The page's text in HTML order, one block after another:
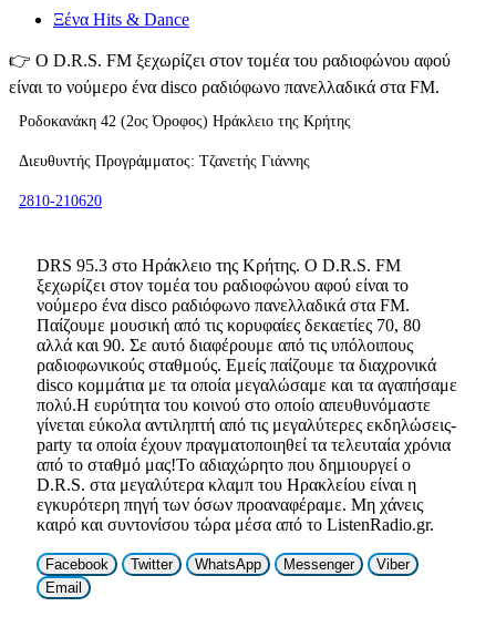
Ξένα Hits & Dance
👉 Ο D.R.S. FM ξεχωρίζει στον τομέα του ραδιοφώνου αφού
είναι το νούμερο ένα disco ραδιόφωνο πανελλαδικά στα FM.
Ροδοκανάκη 42 (2ος Όροφος) Ηράκλειο της Κρήτης
Διευθυντής Προγράμματος: Τζανετής Γιάννης
2810-210620
DRS 95.3 στο Ηράκλειο της Κρήτης. Ο D.R.S. FM
ξεχωρίζει στον τομέα του ραδιοφώνου αφού είναι το
νούμερο ένα disco ραδιόφωνο πανελλαδικά στα FM.
Παίζουμε μουσική από τις κορυφαίες δεκαετίες 70, 80
αλλά και 90. Σε αυτό διαφέρουμε από τις υπόλοιπους
ραδιοφωνικούς σταθμούς. Εμείς παίζουμε τα διαχρονικά
disco κομμάτια με τα οποία μεγαλώσαμε και τα αγαπήσαμε
πολύ.Η ευρύτητα του κοινού στο οποίο απευθυνόμαστε
γίνεται εύκολα αντιληπτή από τις μεγαλύτερες εκδηλώσεις-
party τα οποία έχουν πραγματοποιηθεί τα τελευταία χρόνια
από το σταθμό μας!Το αδιαχώρητο που δημιουργεί ο
D.R.S. στα μεγαλύτερα κλαμπ του Ηρακλείου είναι η
εγκυρότερη πηγή των όσων προαναφέραμε. Μη χάνεις
καιρό και συντονίσου τώρα μέσα από το ListenRadio.gr.
Facebook Twitter WhatsApp Messenger
Viber
Email